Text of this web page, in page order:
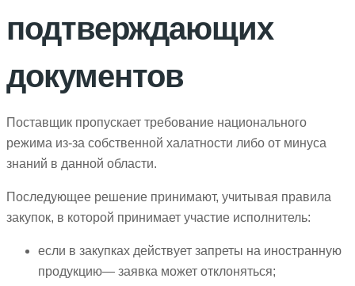
подтверждающих
документов
Поставщик пропускает требование национального
режима из-за собственной халатности либо от минуса
знаний в данной области.
Последующее решение принимают, учитывая правила
закупок, в которой принимает участие исполнитель:
если в закупках действует запреты на иностранную
продукцию— заявка может отклоняться;